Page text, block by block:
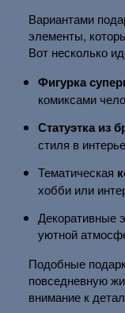
Вариантами
элементы,
Вот несколько
Фигурка
комиксами
Статуэтка из
стиля в
Тематическая
хобби или
Декоративные
уютной
Подобные
повседневную
внимание к